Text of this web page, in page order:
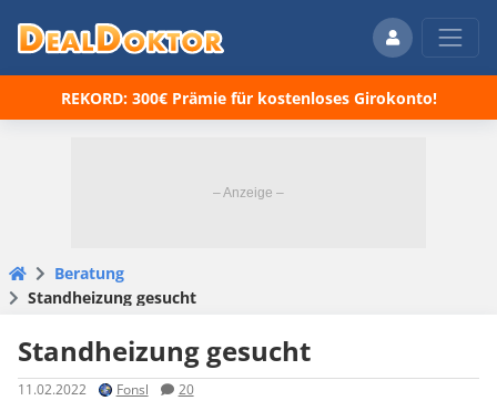
REKORD: 300€ Prämie für kostenloses Girokonto!
Beratung
Standheizung gesucht
Standheizung gesucht
11.02.2022 Fonsl 20